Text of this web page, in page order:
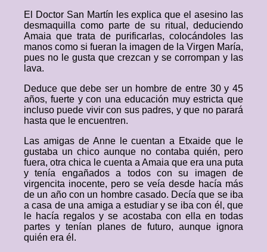
El Doctor San Martín les explica que el asesino las
desmaquilla como parte de su ritual, deduciendo
Amaia que trata de purificarlas, colocándoles las
manos como si fueran la imagen de la Virgen María,
pues no le gusta que crezcan y se corrompan y las
lava.
Deduce que debe ser un hombre de entre 30 y 45
años, fuerte y con una educación muy estricta que
incluso puede vivir con sus padres, y que no parará
hasta que le encuentren.
Las amigas de Anne le cuentan a Etxaide que le
gustaba un chico aunque no contaba quién, pero
fuera, otra chica le cuenta a Amaia que era una puta
y tenía engañados a todos con su imagen de
virgencita inocente, pero se veía desde hacía más
de un año con un hombre casado. Decía que se iba
a casa de una amiga a estudiar y se iba con él, que
le hacía regalos y se acostaba con ella en todas
partes y tenían planes de futuro, aunque ignora
quién era él.